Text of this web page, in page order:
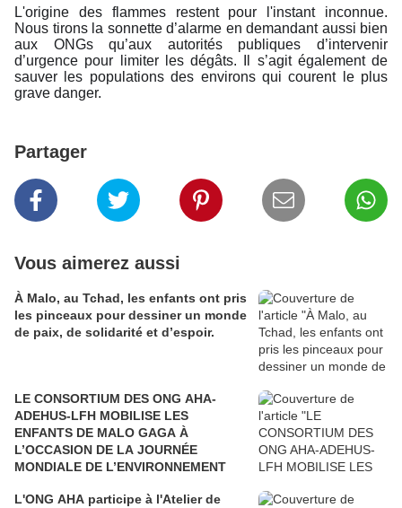
L'origine des flammes restent pour l'instant inconnue.
Nous tirons la sonnette d’alarme en demandant aussi bien
aux ONGs qu’aux autorités publiques d’intervenir
d’urgence pour limiter les dégâts. Il s’agit également de
sauver les populations des environs qui courent le plus
grave danger.
Partager
Vous aimerez aussi
À Malo, au Tchad, les enfants ont pris
les pinceaux pour dessiner un monde
de paix, de solidarité et d’espoir.
LE CONSORTIUM DES ONG AHA-
ADEHUS-LFH MOBILISE LES
ENFANTS DE MALO GAGA À
L’OCCASION DE LA JOURNÉE
MONDIALE DE L’ENVIRONNEMENT
L'ONG AHA participe à l'Atelier de